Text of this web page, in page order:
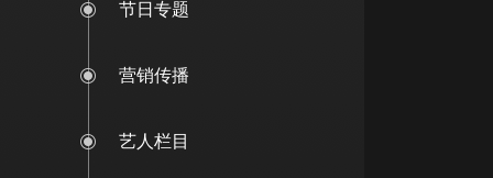
节日专题
营销传播
艺人栏目